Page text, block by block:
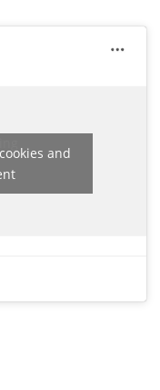
and